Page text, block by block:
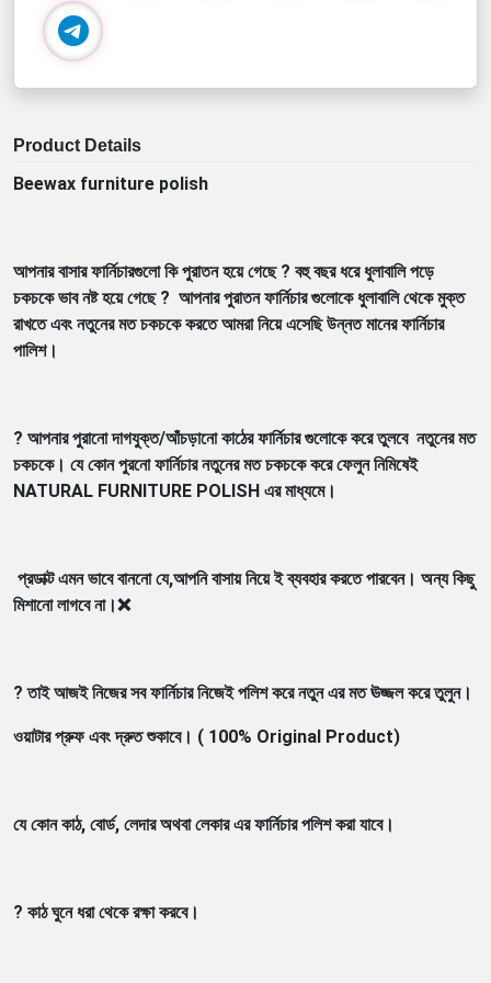
Product Details
Beewax furniture polish
আপনার বাসার ফার্নিচারগুলো কি পুরাতন হয়ে গেছে ? বহু বছর ধরে ধুলাবালি পড়ে
চকচকে ভাব নষ্ট হয়ে গেছে ? আপনার পুরাতন ফার্নিচার গুলোকে ধুলাবালি থেকে মুক্ত
রাখতে এবং নতুনের মত চকচকে করতে আমরা নিয়ে এসেছি উন্নত মানের ফার্নিচার
পালিশ।
? আপনার পুরানো দাগযুক্ত/আঁচড়ানো কাঠের ফার্নিচার গুলোকে করে তুলবে নতুনের মত
চকচকে। যে কোন পুরনো ফার্নিচার নতুনের মত চকচকে করে ফেলুন নিমিষেই
NATURAL FURNITURE POLISH এর মাধ্যমে।
প্রডাক্ট এমন ভাবে বাননো যে,আপনি বাসায় নিয়ে ই ব্যবহার করতে পারবেন। অন্য কিছু
মিশানো লাগবে না।❌
? তাই আজই নিজের সব ফার্নিচার নিজেই পলিশ করে নতুন এর মত ঊজ্জল করে তুলুন।
ওয়াটার প্রুফ এবং দ্রুত শুকাবে। ( 100% Original Product)
যে কোন কাঠ, বোর্ড, লেদার অথবা লেকার এর ফার্নিচার পলিশ করা যাবে।
? কাঠ ঘুনে ধরা থেকে রক্ষা করবে।